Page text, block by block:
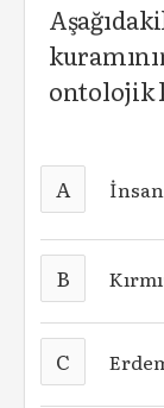
ontolojik
A İnsan
B
C